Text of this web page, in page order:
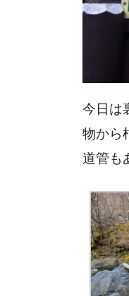
今日は
物か
道管も